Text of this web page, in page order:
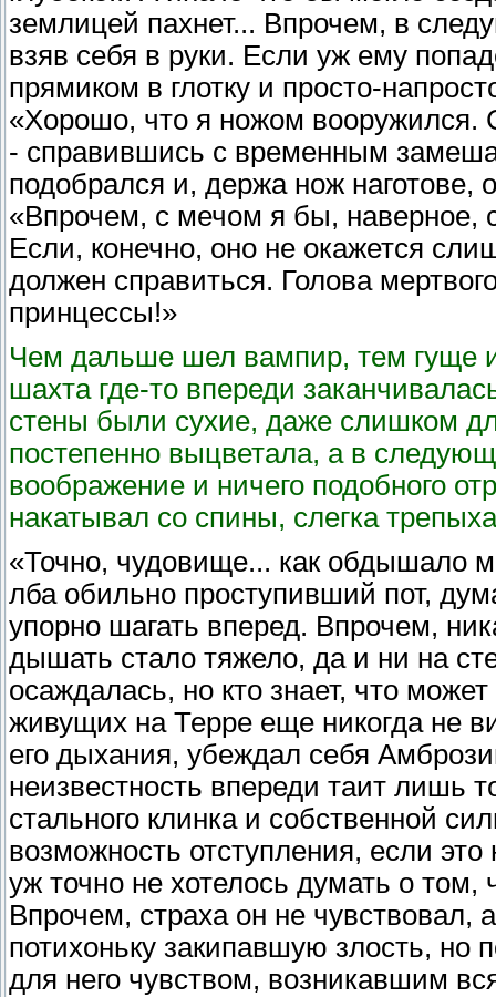
землицей пахнет... Впрочем, в
взяв себя в руки. Если уж ему
прямиком в глотку и просто-
«Хорошо, что я ножом вооружился.
- справившись с временным
подобрался и, держа нож наготове,
«Впрочем, с мечом я бы, наверное,
Если, конечно, оно не окажется
должен справиться. Голова
принцессы!»
Чем дальше шел вампир, тем гуще
шахта где-то впереди
стены были сухие, даже слишком
постепенно выцветала, а в
воображение и ничего подобного
накатывал со спины, слегка
«Точно, чудовище... как обдышало
лба обильно проступивший пот,
упорно шагать вперед. Впрочем,
дышать стало тяжело, да и ни на
осаждалась, но кто знает, что
живущих на Терре еще никогда не
его дыхания, убеждал себя
неизвестность впереди таит лишь
стального клинка и собственной
возможность отступления, если
уж точно не хотелось думать о том,
Впрочем, страха он не чувствовал,
потихоньку закипавшую злость,
для него чувством, возникавшим